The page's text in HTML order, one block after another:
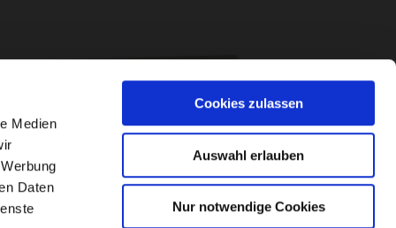
Medien
Daten
Cookies zulassen
Auswahl erlauben
Nur notwendige Cookies